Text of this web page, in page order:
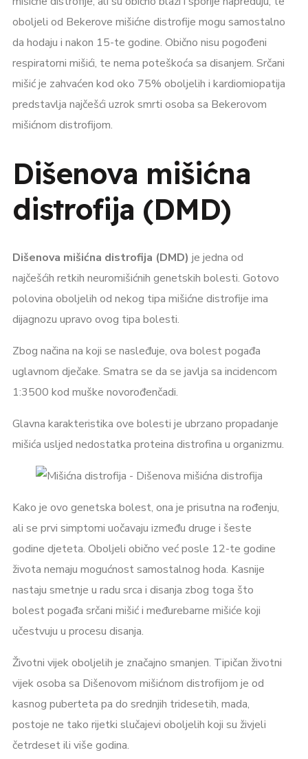
oboljeli od Bekerove mišićne distrofije mogu samostalno
da hodaju i nakon 15-te godine. Obično nisu pogođeni
respiratorni mišići, te nema poteškoća sa disanjem. Srčani
mišić je zahvaćen kod oko 75% oboljelih i kardiomiopatija
predstavlja najčešći uzrok smrti osoba sa Bekerovom
mišićnom distrofijom.
Dišenova mišićna
distrofija (DMD)
Dišenova mišićna distrofija (DMD) je jedna od
najčešćih retkih neuromišićnih genetskih bolesti. Gotovo
polovina oboljelih od nekog tipa mišićne distrofije ima
dijagnozu upravo ovog tipa bolesti.
Zbog načina na koji se nasleđuje, ova bolest pogađa
uglavnom dječake. Smatra se da se javlja sa incidencom
1:3500 kod muške novorođenčadi.
Glavna karakteristika ove bolesti je ubrzano propadanje
mišića usljed nedostatka proteina distrofina u organizmu.
Kako je ovo genetska bolest, ona je prisutna na rođenju,
ali se prvi simptomi uočavaju između druge i šeste
godine djeteta. Oboljeli obično već posle 12-te godine
života nemaju mogućnost samostalnog hoda. Kasnije
nastaju smetnje u radu srca i disanja zbog toga što
bolest pogađa srčani mišić i međurebarne mišiće koji
učestvuju u procesu disanja.
Životni vijek oboljelih je značajno smanjen. Tipičan životni
vijek osoba sa Dišenovom mišićnom distrofijom je od
kasnog puberteta pa do srednjih tridesetih, mada,
postoje ne tako rijetki slučajevi oboljelih koji su živjeli
četrdeset ili više godina.